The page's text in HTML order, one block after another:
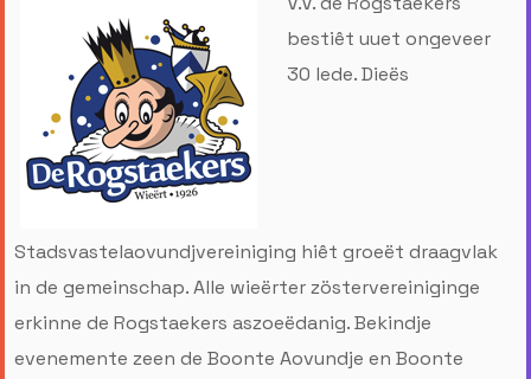
bestiêt uuet ongeveer
30 lede. Dieës
Stadsvastelaovundjvereiniging hiêt groeët draagvlak
in de gemeinschap. Alle wieërter zöstervereiniginge
erkinne de Rogstaekers aszoeëdanig. Bekindje
evenemente zeen de Boonte Aovundje en Boonte